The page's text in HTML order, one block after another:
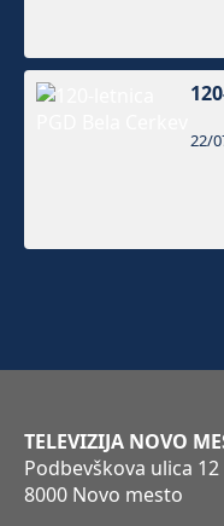
22/
TELEVIZIJA NOVO
Podbevškova ulica 12
8000 Novo mesto